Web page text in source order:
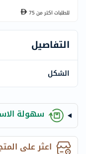
للطلبات اكتر من75
التفاصيل
الشكل
سهولة
اعثر على